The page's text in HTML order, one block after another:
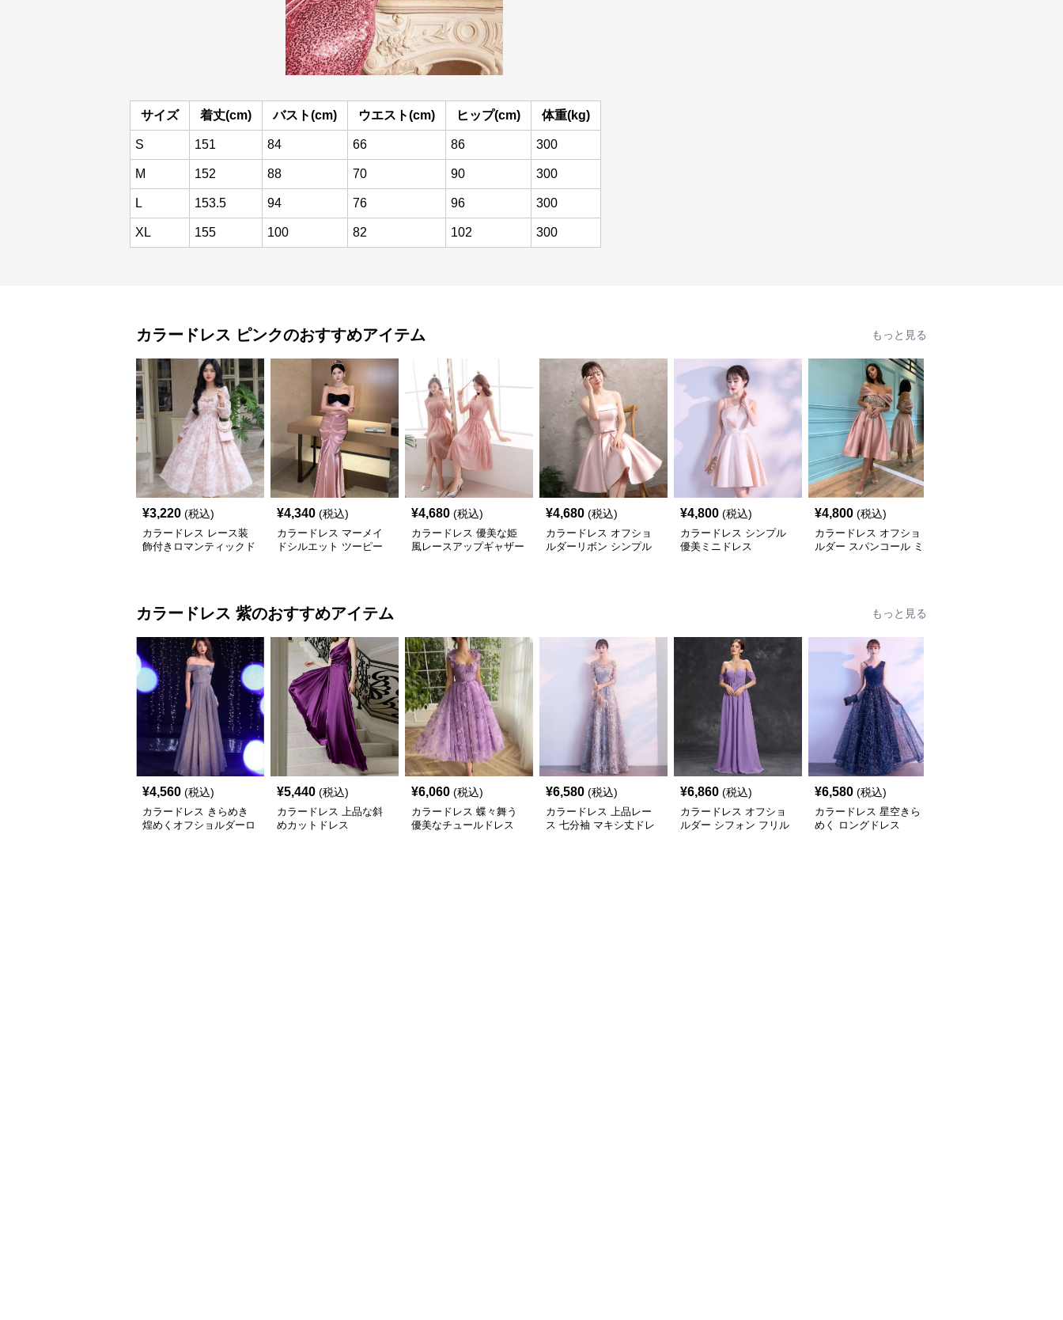
サイズ 着丈(cm) バスト(cm) ウエスト(cm) ヒップ(cm) 体重(kg)
S 151 84 66 86 300
M 152 88 70 90 300
L 153.5 94 76 96 300
XL 155 100 82 102 300
¥3,220 (税込)
カラードレス レース装
飾付きロマンティックド
レス
¥4,340 (税込)
カラードレス マーメイ
ドシルエット ツーピー
スドレス
¥4,680 (税込)
カラードレス 優美な姫
風レースアップギャザー
ドレス
¥4,680 (税込)
カラードレス オフショ
ルダーリボン シンプル
ドレス
¥4,800 (税込)
カラードレス シンプル
優美ミニドレス
¥4,800 (税込)
カラードレス オフショ
ルダー スパンコール ミ
モレ丈 シンプル ドレス
¥4,560 (税込)
カラードレス きらめき
煌めくオフショルダーロ
ングドレス
¥5,440 (税込)
カラードレス 上品な斜
めカットドレス
¥6,060 (税込)
カラードレス 蝶々舞う
優美なチュールドレス
¥6,580 (税込)
カラードレス 上品レー
ス 七分袖 マキシ丈ドレ
ス
¥6,860 (税込)
カラードレス オフショ
ルダー シフォン フリル
ロングドレス
¥6,580 (税込)
カラードレス 星空きら
めく ロングドレス